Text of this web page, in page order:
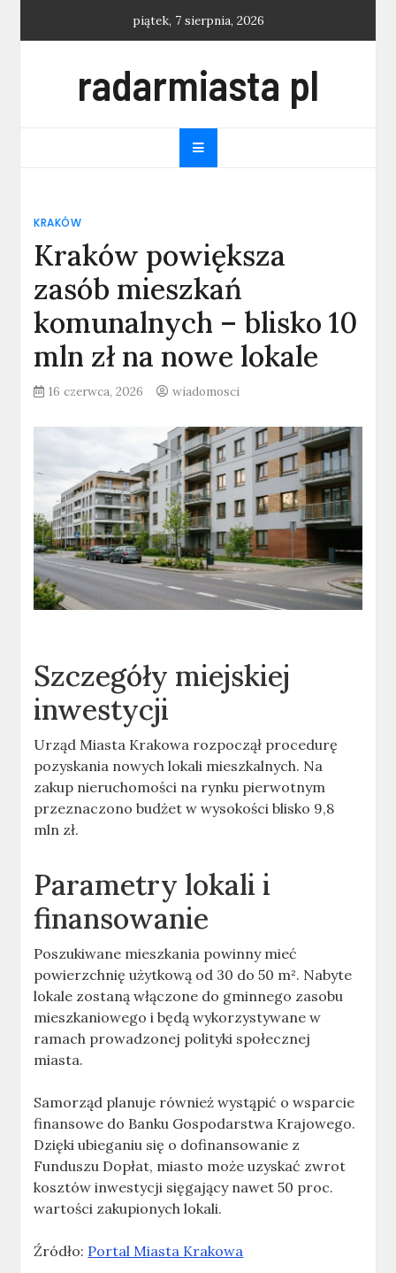
piątek, 7 sierpnia, 2026
radarmiasta pl
KRAKÓW
Kraków powiększa
zasób mieszkań
komunalnych – blisko 10
mln zł na nowe lokale
16 czerwca, 2026 wiadomosci
Szczegóły miejskiej
inwestycji
Urząd Miasta Krakowa rozpoczął procedurę
pozyskania nowych lokali mieszkalnych. Na
zakup nieruchomości na rynku pierwotnym
przeznaczono budżet w wysokości blisko 9,8
mln zł.
Parametry lokali i
finansowanie
Poszukiwane mieszkania powinny mieć
powierzchnię użytkową od 30 do 50 m². Nabyte
lokale zostaną włączone do gminnego zasobu
mieszkaniowego i będą wykorzystywane w
ramach prowadzonej polityki społecznej
miasta.
Samorząd planuje również wystąpić o wsparcie
finansowe do Banku Gospodarstwa Krajowego.
Dzięki ubieganiu się o dofinansowanie z
Funduszu Dopłat, miasto może uzyskać zwrot
kosztów inwestycji sięgający nawet 50 proc.
wartości zakupionych lokali.
Źródło: Portal Miasta Krakowa